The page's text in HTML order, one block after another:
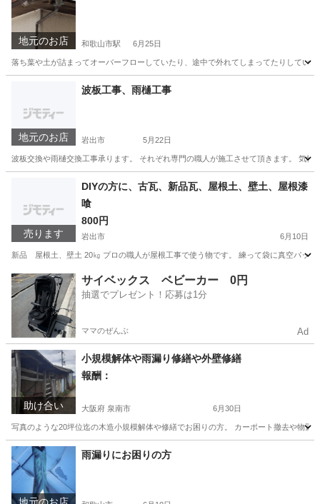
地元のお店 和歌山市駅 6月25日
落ち葉や土が詰まってオーバーフローしていたり、途中で外れてしまってたりしてい
和歌山市 和歌山市駅 その他
地元のお店
波板工事、雨樋工事
岩出市 5月22日
波板交換や雨樋交換工事承ります。 それぞれ専門の職人が施工させて頂きます。 気軽
その他
売ります
DIYの方に、古瓦、新品瓦、屋根土、壁土、屋根漆
喰
800円
岩出市 6月10日
新品 屋根土、壁土 20㎏ プロの職人が屋根工事で使う物です。 練って袋に真空パッ
和歌山 岩出市 その他 屋根
サイベックス ベビーカー 0円
抽選でプレゼント！応募は1分
ママのぜんぶ Ad
助け合い
小規模解体や雨漏り修繕や外壁修繕
報酬：
大阪府 泉南市 6月30日
写真のような20坪位迄の木造小規模解体や修繕でお困りの方。 カーポート撤去や物
大阪 泉南市 手伝いたい/助けたい
雨漏りにお困りの方